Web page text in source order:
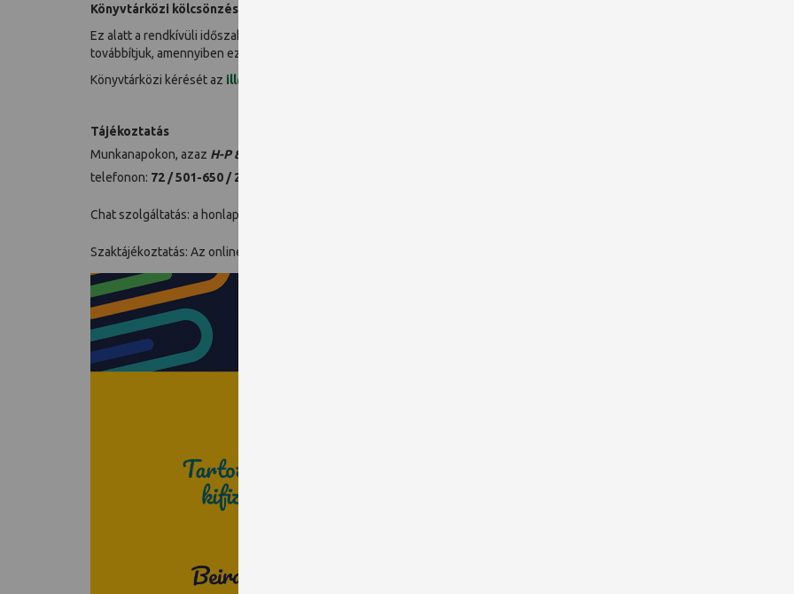
Könyvtárközi kölcsönzés
Ez alatt a rendkívüli időszak alatt is feladatunknak tekintjük az oktatás támogatását, ezért ezt a szolgáltatást a PTE oktatói
továbbítjuk, amennyiben ez nem lehetséges, belső postán tudjuk eljuttatni a megadott helyre.
Könyvtárközi kérését az ill@lib.pte.hu
Tájékoztatás
Munkanapokon, azaz H-P 8.00 – 16.00-ig
telefonon: 72 / 501-650 / 28021
Chat szolgáltatás: a honlapunk jobb alsó sarkában online elérhetőek vagyunk (
Szaktájékoztatás: Az online szaktájékoztatást kizárólag beiratkozott olvasóink vehetik igénybe a